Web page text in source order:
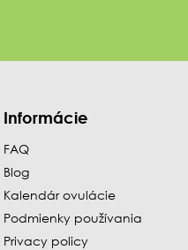
Informácie
FAQ
Blog
Kalendár ovulácie
Podmienky používania
Privacy policy